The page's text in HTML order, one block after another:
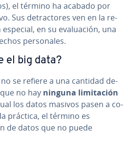
el término ha acabado por
Sus de­tra­c­to­res ven en la re­
en su eva­lua­ción, una
pe­r­so­na­les.
el big data?
se refiere a una cantidad de­
no hay ninguna li­mi­ta­ción
los datos masivos pasen a co­
práctica, el término es
de datos que no puede